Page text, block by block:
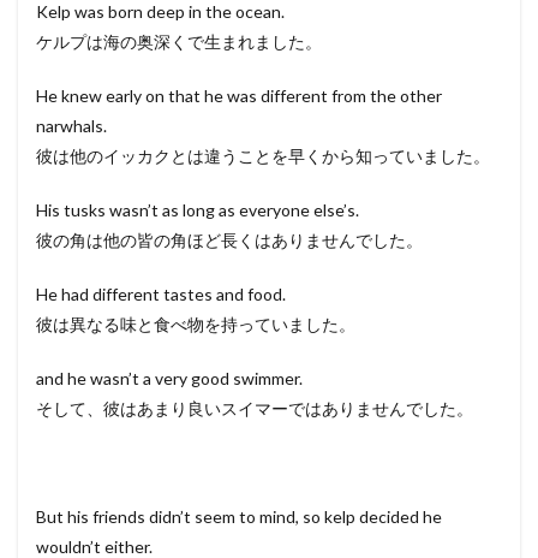
Kelp was born deep in the ocean.
ケルプは海の奥深くで生まれました。
He knew early on that he was different from the other
narwhals.
彼は他のイッカクとは違うことを早くから知っていました。
His tusks wasn’t as long as everyone else’s.
彼の角は他の皆の角ほど長くはありませんでした。
He had different tastes and food.
彼は異なる味と食べ物を持っていました。
and he wasn’t a very good swimmer.
そして、彼はあまり良いスイマーではありませんでした。
But his friends didn’t seem to mind, so kelp decided he
wouldn’t either.